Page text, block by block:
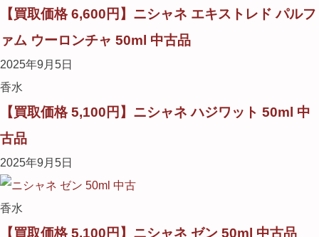
【買取価格 6,600円】ニシャネ エキストレド パルフ
ァム ウーロンチャ 50ml 中古品
2025年9月5日
香水
【買取価格 5,100円】ニシャネ ハジワット 50ml 中
古品
2025年9月5日
香水
【買取価格 5,100円】ニシャネ ゼン 50ml 中古品